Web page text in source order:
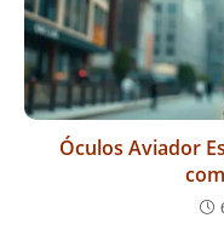
Óculos Aviador